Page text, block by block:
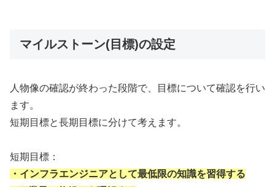
マイルストーン(目標)の設定
人物像の確認が終わった段階で、目標について確認を行い
ます。
短期目標と長期目標に分けて考えます。
短期目標：
・インフラエンジニアとして最低限の知識を習得する